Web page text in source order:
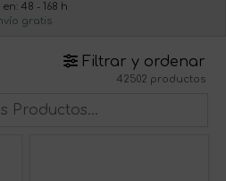
48 - 168 h
gratis
Filtrar y ordenar
42502 productos